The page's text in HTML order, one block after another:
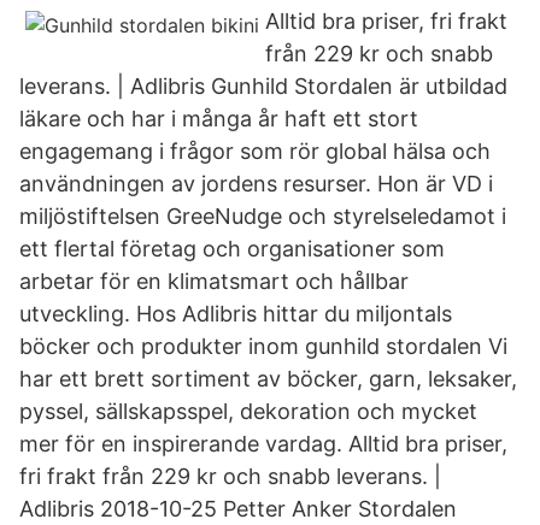
Alltid bra priser, fri frakt
från 229 kr och snabb
leverans. | Adlibris Gunhild Stordalen är utbildad
läkare och har i många år haft ett stort
engagemang i frågor som rör global hälsa och
användningen av jordens resurser. Hon är VD i
miljöstiftelsen GreeNudge och styrelseledamot i
ett flertal företag och organisationer som
arbetar för en klimatsmart och hållbar
utveckling. Hos Adlibris hittar du miljontals
böcker och produkter inom gunhild stordalen Vi
har ett brett sortiment av böcker, garn, leksaker,
pyssel, sällskapsspel, dekoration och mycket
mer för en inspirerande vardag. Alltid bra priser,
fri frakt från 229 kr och snabb leverans. |
Adlibris 2018-10-25 Petter Anker Stordalen